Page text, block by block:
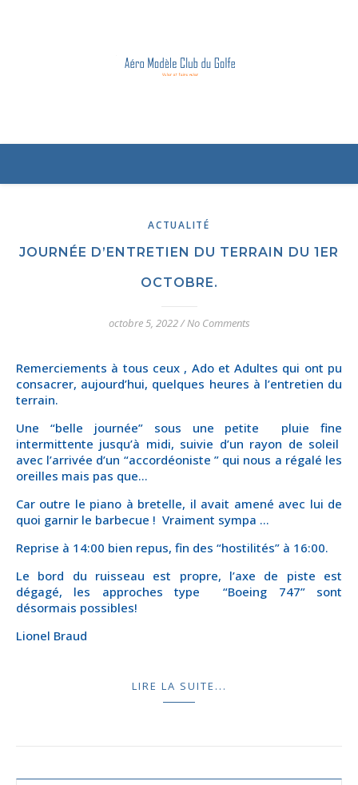
ACTUALITÉ
JOURNÉE D’ENTRETIEN DU TERRAIN DU 1ER
OCTOBRE.
octobre 5, 2022/No Comments
Remerciements à tous ceux , Ado et Adultes qui ont pu
consacrer, aujourd’hui, quelques heures à l’entretien du
terrain.
Une “belle journée” sous une petite pluie fine
intermittente jusqu’à midi, suivie d’un rayon de soleil
avec l’arrivée d’un “accordéoniste ” qui nous a régalé les
oreilles mais pas que…
Car outre le piano à bretelle, il avait amené avec lui de
quoi garnir le barbecue ! Vraiment sympa …
Reprise à 14:00 bien repus, fin des “hostilités” à 16:00.
Le bord du ruisseau est propre, l’axe de piste est
dégagé, les approches type “Boeing 747” sont
désormais possibles!
Lionel Braud
LIRE LA SUITE...